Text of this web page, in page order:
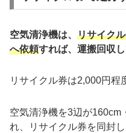
空気清浄機は、 リサイク
へ依頼すれば、運搬回収し
リサイクル券は2,000円程
空気清浄機を3辺が160cm
れ、リサイクル券を同封し